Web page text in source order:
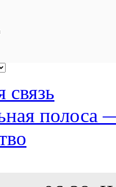
связь
полоса